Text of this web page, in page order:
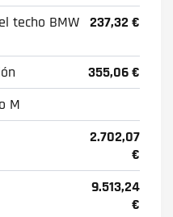
techo BMW 237,32 €
355,06 €
M
2.702,07
€
9.513,24
€